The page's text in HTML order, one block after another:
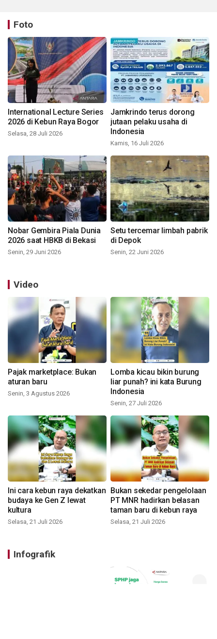
Foto
International Lecture Series
2026 di Kebun Raya Bogor
Selasa, 28 Juli 2026
Jamkrindo terus dorong
jutaan pelaku usaha di
Indonesia
Kamis, 16 Juli 2026
Nobar Gembira Piala Dunia
2026 saat HBKB di Bekasi
Senin, 29 Juni 2026
Setu tercemar limbah pabrik
di Depok
Senin, 22 Juni 2026
Video
Pajak marketplace: Bukan
aturan baru
Senin, 3 Agustus 2026
Lomba kicau bikin burung
liar punah? ini kata Burung
Indonesia
Senin, 27 Juli 2026
Ini cara kebun raya dekatkan
budaya ke Gen Z lewat
kultura
Selasa, 21 Juli 2026
Bukan sekedar pengelolaan
PT MNR hadirkan belasan
taman baru di kebun raya
Selasa, 21 Juli 2026
Infografik